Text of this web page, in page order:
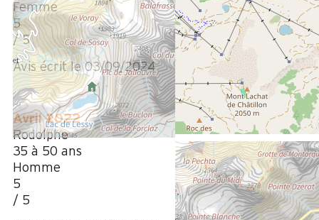
Femme
5
/ 5
Avis écrit le 03/09/2024
Avril 2022
Rodolphe
35 à 50 ans
Homme
5
/ 5